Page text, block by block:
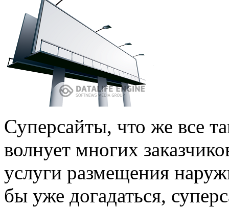
Суперсайты, что же все
волнует многих
услуги размещения
бы уже догадаться,